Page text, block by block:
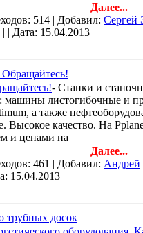
Далее...
514 | Добавил: Сергей
| | Дата: 15.04.2013
- Станки и
машины листогибочные и
а также
Высокое качество. На
и ценами на
Далее...
461 | Добавил: Андрей
15.04.2013
трубных досок